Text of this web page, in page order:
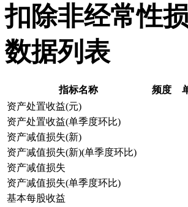
扣除非经常性
数据列表
指标名称 频度
资产处置收益(元)
资产处置收益(单季度环比)
资产减值损失(新)
资产减值损失(新)(单季度环比)
资产减值损失
资产减值损失(单季度环比)
基本每股收益